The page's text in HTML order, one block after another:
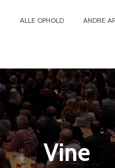
ALLE OPHOLD ANDRE
Vine